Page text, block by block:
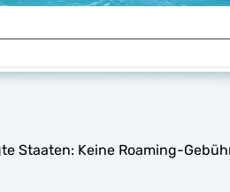
Staaten: Keine Roaming-